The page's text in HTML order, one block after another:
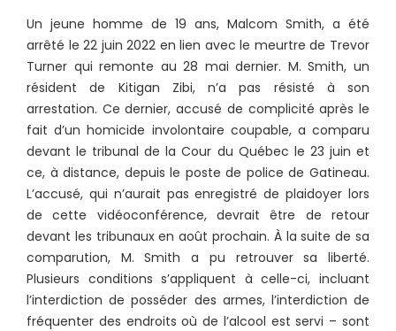
Un jeune homme de 19 ans, Malcom Smith, a été
arrêté le 22 juin 2022 en lien avec le meurtre de Trevor
Turner qui remonte au 28 mai dernier. M. Smith, un
résident de Kitigan Zibi, n’a pas résisté à son
arrestation. Ce dernier, accusé de complicité après le
fait d’un homicide involontaire coupable, a comparu
devant le tribunal de la Cour du Québec le 23 juin et
ce, à distance, depuis le poste de police de Gatineau.
L’accusé, qui n’aurait pas enregistré de plaidoyer lors
de cette vidéoconférence, devrait être de retour
devant les tribunaux en août prochain. À la suite de sa
comparution, M. Smith a pu retrouver sa liberté.
Plusieurs conditions s’appliquent à celle-ci, incluant
l’interdiction de posséder des armes, l’interdiction de
fréquenter des endroits où de l’alcool est servi – sont